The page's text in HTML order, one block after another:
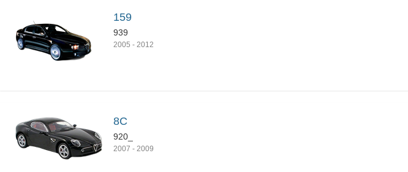
159
939
2005 - 2012
8C
920_
2007 - 2009